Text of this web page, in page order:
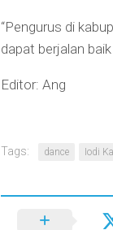
“Pengurus di
dapat berjalan
Editor: Ang
Tags: dance Iodi